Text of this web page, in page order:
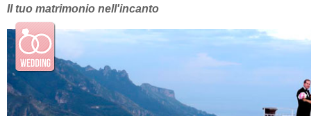
Il tuo matrimonio nell'incanto